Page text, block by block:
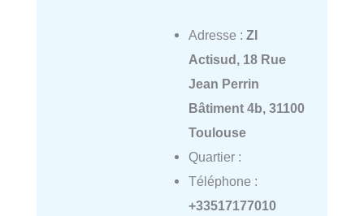
Adresse : ZI
Actisud, 18 Rue
Jean Perrin
Bâtiment 4b, 31100
Toulouse
Quartier :
Téléphone :
+33517177010